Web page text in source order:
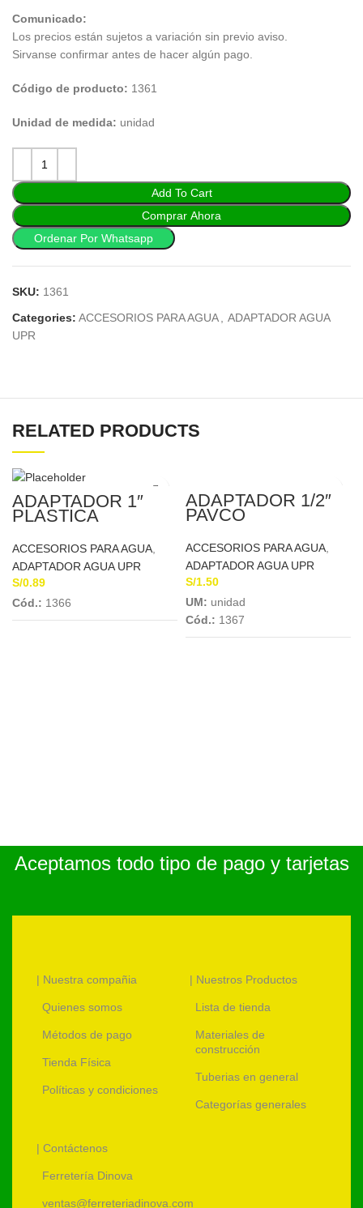
Comunicado:
Los precios están sujetos a variación sin previo aviso.
Sirvanse confirmar antes de hacer algún pago.
Código de producto: 1361
Unidad de medida: unidad
Add To Cart
Comprar Ahora
Ordenar Por Whatsapp
SKU: 1361
Categories: ACCESORIOS PARA AGUA
ADAPTADOR AGUA
UPR
RELATED PRODUCTS
ADAPTADOR 1″
PLASTICA
ACCESORIOS PARA AGUA,
ADAPTADOR AGUA UPR
S/0.89
Cód.: 1366
ADAPTADOR 1/2″
PAVCO
ACCESORIOS PARA AGUA
ADAPTADOR AGUA UPR
S/1.50
UM: unidad
Cód.: 1367
Aceptamos todo tipo de pago y tarjetas
| Nuestra compañia
Quienes somos
Métodos de pago
Tienda Física
Políticas y condiciones
| Nuestros Productos
Lista de tienda
Materiales de
construcción
Tuberias en general
Categorías generales
| Contáctenos
Ferretería Dinova
ventas@ferreteriadinova.com